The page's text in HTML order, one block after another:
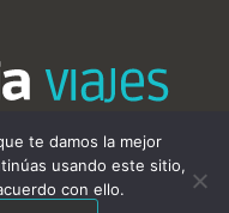
de viajes - CIE2303
te damos la mejor
usando este sitio,
con ello.